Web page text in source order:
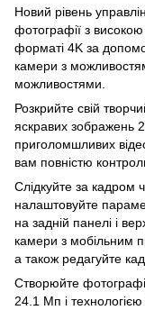
Новий рівень
фотографії з високою
форматі 4K за
камери з
можливостями.
Розкрийте свій
яскравих зображень
приголомшливих
вам повністю
Слідкуйте за кадром
налаштовуйте
на задній панелі і
камери з мобільним
а також редагуйте
Створюйте
24.1 Мп і